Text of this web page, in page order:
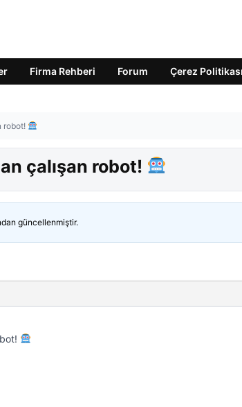
Firma Rehberi Forum Çerez Politikası
robot!
çalışan robot!
güncellenmiştir.